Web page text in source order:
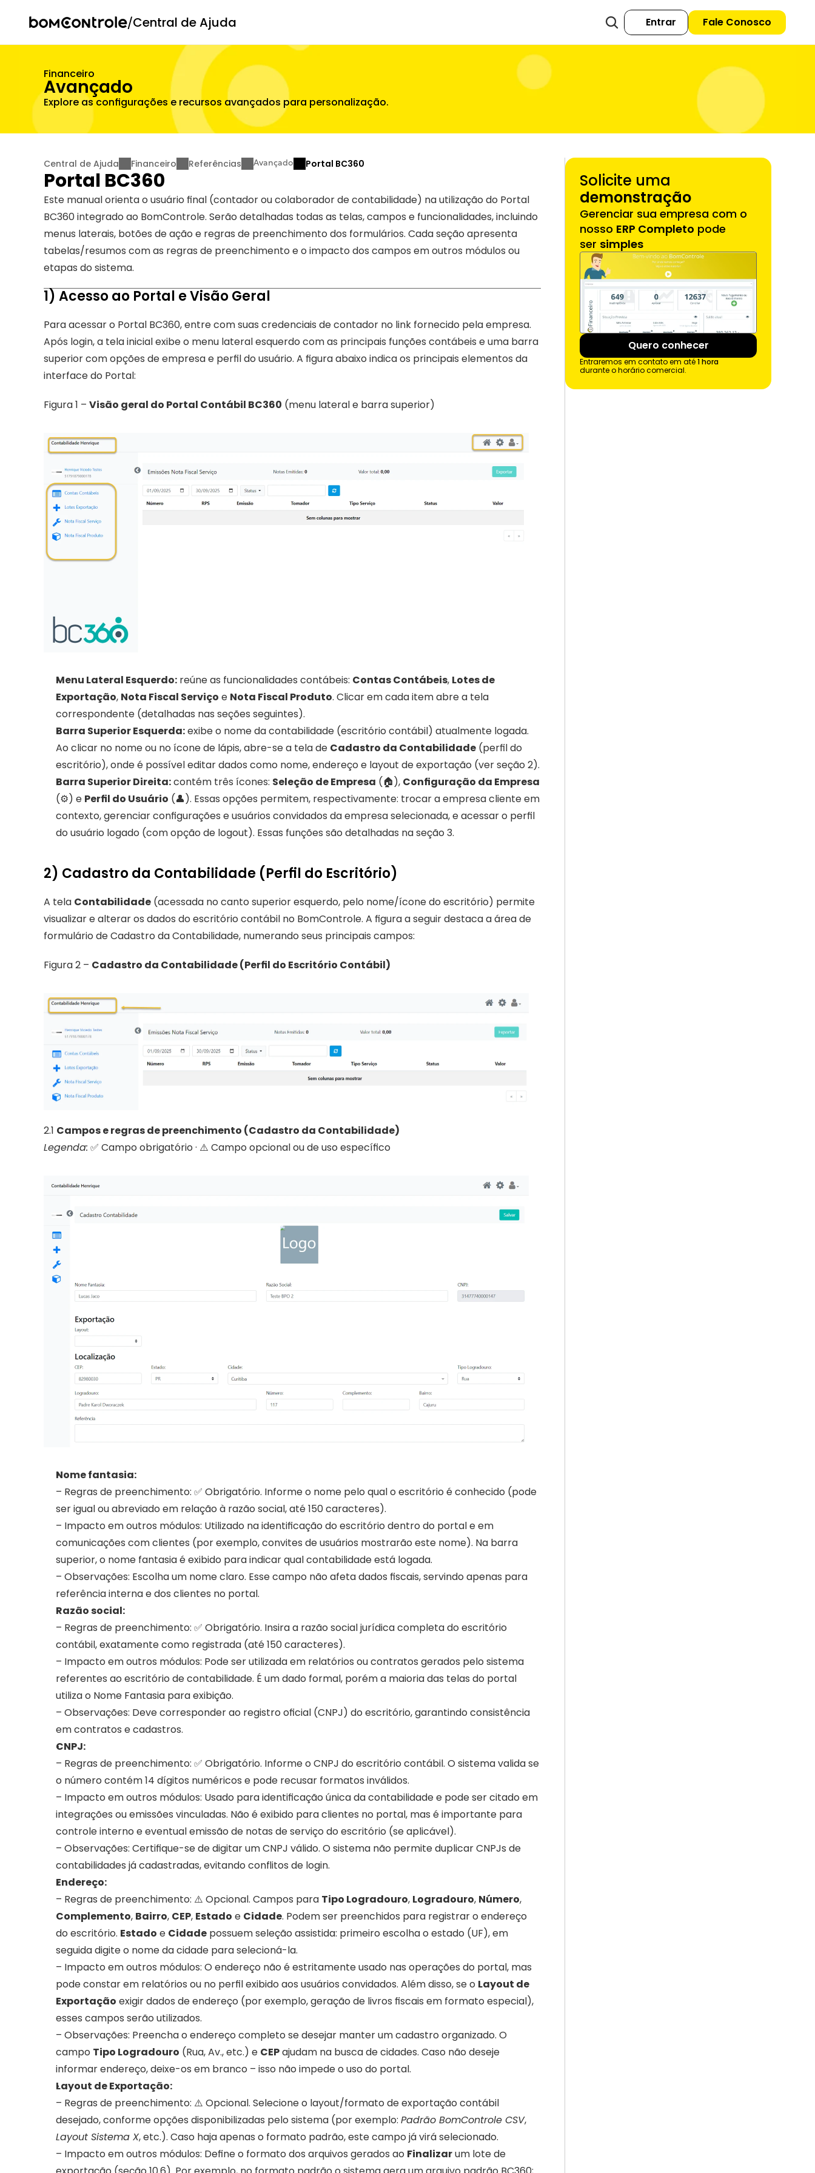
/Central de Ajuda Entrar Fale Conosco
Financeiro
Avançado
Explore as configurações e recursos avançados para personalização.
Central de Ajuda Financeiro Referências Avançado Portal BC360
Portal BC360
Este manual orienta o usuário final (contador ou colaborador de contabilidade) na utilização do Portal
BC360 integrado ao BomControle. Serão detalhadas todas as telas, campos e funcionalidades, incluindo
menus laterais, botões de ação e regras de preenchimento dos formulários. Cada seção apresenta
tabelas/resumos com as regras de preenchimento e o impacto dos campos em outros módulos ou
etapas do sistema.
1) Acesso ao Portal e Visão Geral
Para acessar o Portal BC360, entre com suas credenciais de contador no link fornecido pela empresa.
Após login, a tela inicial exibe o menu lateral esquerdo com as principais funções contábeis e uma barra
superior com opções de empresa e perfil do usuário. A figura abaixo indica os principais elementos da
interface do Portal:
Figura 1 – Visão geral do Portal Contábil BC360 (menu lateral e barra superior)
Menu Lateral Esquerdo: reúne as funcionalidades contábeis: Contas Contábeis, Lotes de
Exportação, Nota Fiscal Serviço e Nota Fiscal Produto. Clicar em cada item abre a tela
correspondente (detalhadas nas seções seguintes).
Barra Superior Esquerda: exibe o nome da contabilidade (escritório contábil) atualmente logada.
Ao clicar no nome ou no ícone de lápis, abre-se a tela de Cadastro da Contabilidade (perfil do
escritório), onde é possível editar dados como nome, endereço e layout de exportação (ver seção 2).
Barra Superior Direita: contém três ícones: Seleção de Empresa (🏠), Configuração da Empresa
(⚙️) e Perfil do Usuário (👤). Essas opções permitem, respectivamente: trocar a empresa cliente em
contexto, gerenciar configurações e usuários convidados da empresa selecionada, e acessar o perfil
do usuário logado (com opção de logout). Essas funções são detalhadas na seção 3.
2) Cadastro da Contabilidade (Perfil do Escritório)
A tela Contabilidade (acessada no canto superior esquerdo, pelo nome/ícone do escritório) permite
visualizar e alterar os dados do escritório contábil no BomControle. A figura a seguir destaca a área de
formulário de Cadastro da Contabilidade, numerando seus principais campos:
Figura 2 – Cadastro da Contabilidade (Perfil do Escritório Contábil)
2.1 Campos e regras de preenchimento (Cadastro da Contabilidade)
Legenda: ✅ Campo obrigatório · ⚠️ Campo opcional ou de uso específico
Nome fantasia:
– Regras de preenchimento: ✅ Obrigatório. Informe o nome pelo qual o escritório é conhecido (pode
ser igual ou abreviado em relação à razão social, até 150 caracteres).
– Impacto em outros módulos: Utilizado na identificação do escritório dentro do portal e em
comunicações com clientes (por exemplo, convites de usuários mostrarão este nome). Na barra
superior, o nome fantasia é exibido para indicar qual contabilidade está logada.
– Observações: Escolha um nome claro. Esse campo não afeta dados fiscais, servindo apenas para
referência interna e dos clientes no portal.
Razão social:
– Regras de preenchimento: ✅ Obrigatório. Insira a razão social jurídica completa do escritório
contábil, exatamente como registrada (até 150 caracteres).
– Impacto em outros módulos: Pode ser utilizada em relatórios ou contratos gerados pelo sistema
referentes ao escritório de contabilidade. É um dado formal, porém a maioria das telas do portal
utiliza o Nome Fantasia para exibição.
– Observações: Deve corresponder ao registro oficial (CNPJ) do escritório, garantindo consistência
em contratos e cadastros.
CNPJ:
– Regras de preenchimento: ✅ Obrigatório. Informe o CNPJ do escritório contábil. O sistema valida se
o número contém 14 dígitos numéricos e pode recusar formatos inválidos.
– Impacto em outros módulos: Usado para identificação única da contabilidade e pode ser citado em
integrações ou emissões vinculadas. Não é exibido para clientes no portal, mas é importante para
controle interno e eventual emissão de notas de serviço do escritório (se aplicável).
– Observações: Certifique-se de digitar um CNPJ válido. O sistema não permite duplicar CNPJs de
contabilidades já cadastradas, evitando conflitos de login.
Endereço:
– Regras de preenchimento: ⚠️ Opcional. Campos para Tipo Logradouro, Logradouro, Número
Complemento, Bairro, CEP, Estado e Cidade. Podem ser preenchidos para registrar o endereço
do escritório. Estado e Cidade possuem seleção assistida: primeiro escolha o estado (UF), em
seguida digite o nome da cidade para selecioná-la.
– Impacto em outros módulos: O endereço não é estritamente usado nas operações do portal, mas
pode constar em relatórios ou no perfil exibido aos usuários convidados. Além disso, se o Layout de
Exportação exigir dados de endereço (por exemplo, geração de livros fiscais em formato especial),
esses campos serão utilizados.
– Observações: Preencha o endereço completo se desejar manter um cadastro organizado. O
campo Tipo Logradouro (Rua, Av., etc.) e CEP ajudam na busca de cidades. Caso não deseje
informar endereço, deixe-os em branco – isso não impede o uso do portal.
Layout de Exportação:
– Regras de preenchimento: ⚠️ Opcional. Selecione o layout/formato de exportação contábil
desejado, conforme opções disponibilizadas pelo sistema (por exemplo: Padrão BomControle CSV
Layout Sistema X, etc.). Caso haja apenas o formato padrão, este campo já virá selecionado.
– Impacto em outros módulos: Define o formato dos arquivos gerados ao Finalizar um lote de
demonstração
Gerenciar sua empresa com o
nosso ERP Completo pode
ser simples
Quero conhecer
Entraremos em contato em até 1 hora
durante o horário comercial.